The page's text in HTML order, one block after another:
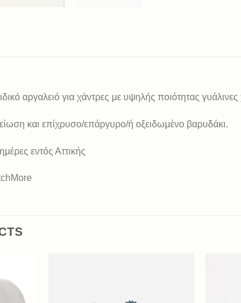
αργαλειό για χάντρες με υψηλής ποιότητας
και επίχρυσο/επάργυρο/ή οξειδωμένο βαρυδάκι.
εντός Αττικής